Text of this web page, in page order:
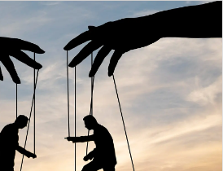
Скорпионам, Ракам и
приписывают особое
ситуацией из тени. Их
настолько утонченны, что
даже не догадываться, что
спонтанно. Их сила
анализе. Они
психологию окружающих,